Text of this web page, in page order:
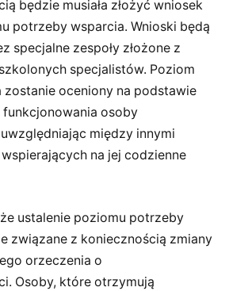
będzie musiała złożyć wniosek
potrzeby wsparcia. Wnioski będą
specjalne zespoły złożone z
specjalistów. Poziom
oceniony na podstawie
osoby
między innymi
na jej codzienne
ustalenie poziomu potrzeby
związane z koniecznością zmiany
orzeczenia o
Osoby, które otrzymują